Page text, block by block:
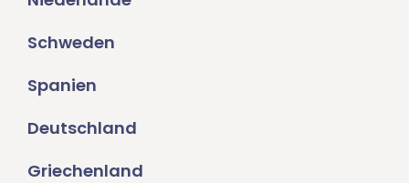
Schweden
Spanien
Deutschland
Griechenland